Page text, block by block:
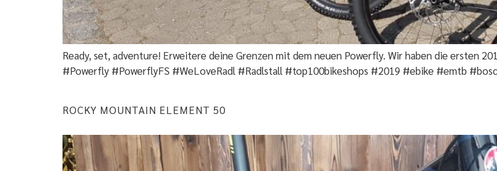
Ready, set, adventure! Erweitere deine Grenzen mit dem neuen Powerfly. Wir haben die ersten
#Powerfly #PowerflyFS #WeLoveRadl #Radlstall #top100bikeshops #2019 #ebike #emtb
ROCKY MOUNTAIN ELEMENT 50